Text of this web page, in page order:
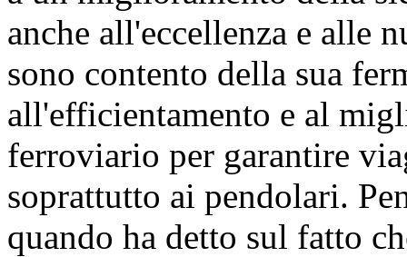
anche all'eccellenza e alle
sono contento della sua
all'efficientamento e al
ferroviario per garantire
soprattutto ai pendolari.
quando ha detto sul fatto